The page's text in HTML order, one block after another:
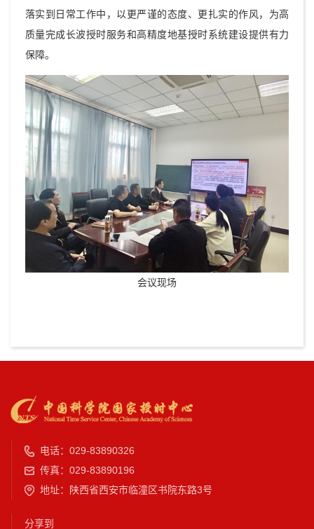
落实到日常工作中，以更严谨的态度、更扎实的作风，为高
质量完成长波授时服务和高精度地基授时系统建设提供有力
保障。
会议现场
电话：029-83890326
传真：029-83890196
地址：陕西省西安市临潼区书院东路3号
分享到